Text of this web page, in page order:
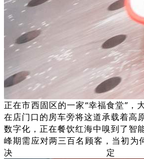
正在市西固区的一家“幸福食堂”，
在店门口的房车旁将这道承载着高
数字化，正在餐饮红海中嗅到了智
峰期需应对两三百名顾客，当初为
决